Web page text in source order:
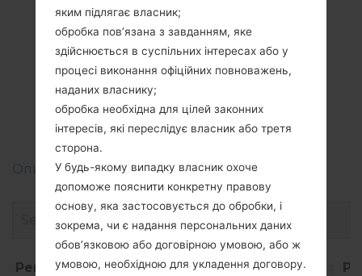
Прошивки
LGH735P(LGH735P)
akaLG G4 Beat
Описання регіонів прошивок телефонів LG
Регіон Назва файлу ОС
яким підлягає власник;
обробка пов’язана з завданням, яке
здійснюється в суспільних інтересах або у
процесі виконання офіційних повноважень,
наданих власнику;
обробка необхідна для цілей законних
інтересів, які переслідує власник або третя
сторона.
У будь-якому випадку власник охоче
допоможе пояснити конкретну правову
основу, яка застосовується до обробки, і
зокрема, чи є надання персональних даних
обов’язковою або договірною умовою, або ж
умовою, необхідною для укладення договору.